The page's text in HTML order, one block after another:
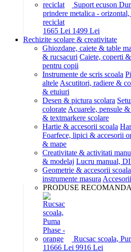
Suport ecuson
prindere metalica -
reciclat
1665 Lei 1499 Lei
Rechizite scolare & creativitate
Ghiozdane, caiete & table
& rucsacuri Caiete, coperti
pentru copii
Instrumente de scris scoala
altele Ascutitori, radiere &
& etuiuri
Desen & pictura scolara
colorate Acuarele, pensule
& textmarkere scolare
Hartie & accesorii scoala
Foarfece, lipici & accesorii
& mape
Creativitate & activitati
& modelaj Lucru manual,
Geometrie & accesorii scoala
instrumente masura
PRODUSE
Rucsac scoala,
11666 Lei 9916 Lei